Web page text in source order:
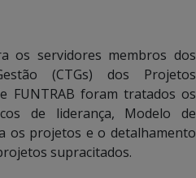
os servidores membros dos
(CTGs) dos Projetos
FUNTRAB foram tratados os
de liderança, Modelo de
os projetos e o detalhamento
supracitados.